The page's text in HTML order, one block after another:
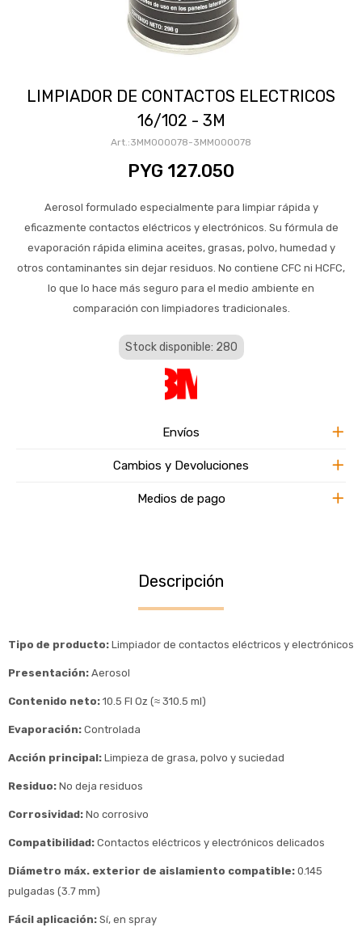
LIMPIADOR DE CONTACTOS ELECTRICOS
16/102 - 3M
3MM000078-3MM000078
PYG 127.050
Aerosol formulado especialmente para limpiar rápida y
eficazmente contactos eléctricos y electrónicos. Su fórmula de
evaporación rápida elimina aceites, grasas, polvo, humedad y
otros contaminantes sin dejar residuos. No contiene CFC ni HCFC,
lo que lo hace más seguro para el medio ambiente en
comparación con limpiadores tradicionales.
Stock disponible: 280
Envíos
Cambios y Devoluciones
Medios de pago
Descripción
Tipo de producto: Limpiador de contactos eléctricos y electrónicos
Presentación: Aerosol
Contenido neto: 10.5 Fl Oz (≈ 310.5 ml)
Evaporación: Controlada
Acción principal: Limpieza de grasa, polvo y suciedad
Residuo: No deja residuos
Corrosividad: No corrosivo
Compatibilidad: Contactos eléctricos y electrónicos delicados
Diámetro máx. exterior de aislamiento compatible: 0.145
pulgadas (3.7 mm)
Fácil aplicación: Sí, en spray